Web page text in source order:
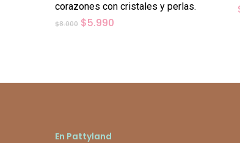
corazones con cristales y perlas.
$8.000 El
$5.990
En Pattyland